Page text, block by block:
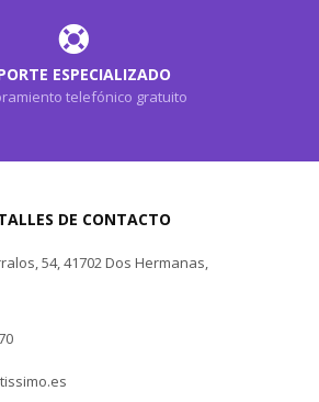
ESPECIALIZADO
telefónico gratuito
DE CONTACTO
54, 41702 Dos Hermanas,